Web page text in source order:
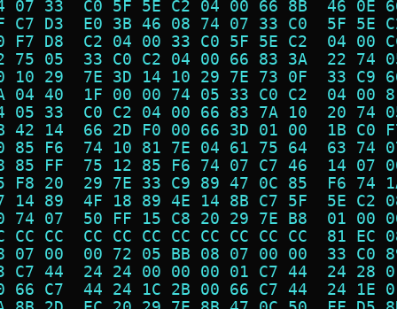
07 33  C0 5F 5E C2 04 00 66 8B  46
C7 D3  E0 3B 46 08 74 07 33 C0  5F
F7 D8  C2 04 00 33 C0 5F 5E C2  04
75 05  33 C0 C2 04 00 66 83 3A  22
10 29  7E 3D 14 10 29 7E 73 0F  33
04 40  1F 00 00 74 05 33 C0 C2  04
05 33  C0 C2 04 00 66 83 7A 10  20
42 14  66 2D F0 00 66 3D 01 00  1B
85 F6  74 10 81 7E 04 61 75 64  63
85 FF  75 12 85 F6 74 07 C7 46  14
F8 20  29 7E 33 C9 89 47 0C 85  F6
14 89  4F 18 89 4E 14 8B C7 5F  5E
74 07  50 FF 15 C8 20 29 7E B8  01
CC CC  CC CC CC CC CC CC CC CC  81
07 00  00 72 05 BB 08 07 00 00  33
C7 44  24 24 00 00 00 01 C7 44  24
66 C7  44 24 1C 2B 00 66 C7 44  24